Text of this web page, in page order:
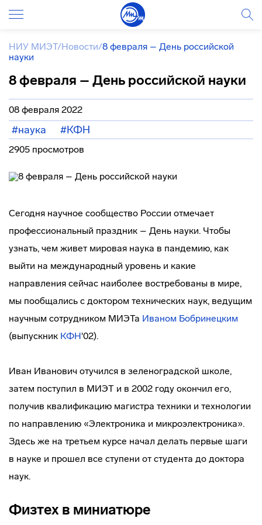
НИУ МИЭТ/Новости/8 февраля – День российской
науки
8 февраля – День российской науки
08 февраля 2022
#наука #КФН
2905 просмотров
Сегодня научное сообщество России отмечает
профессиональный праздник – День науки. Чтобы
узнать, чем живет мировая наука в пандемию, как
выйти на международный уровень и какие
направления сейчас наиболее востребованы в мире,
мы пообщались с доктором технических наук, ведущим
научным сотрудником МИЭТа Иваном Бобринецким
(выпускник КФН'02).
Иван Иванович отучился в зеленоградской школе,
затем поступил в МИЭТ и в 2002 году окончил его,
получив квалификацию магистра техники и технологии
по направлению «Электроника и микроэлектроника».
Здесь же на третьем курсе начал делать первые шаги
в науке и прошел все ступени от студента до доктора
наук.
Физтех в миниатюре